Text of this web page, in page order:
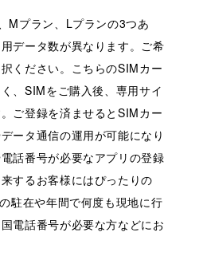
Mプラン、Lプランの3つあ
データ数が異なります。ご希
ください。こちらのSIMカー
、SIMをご購入後、専用サイ
ご登録を済ませるとSIMカー
ータ通信の運用が可能になり
話番号が必要なアプリの登録
するお客様にはぴったりの
駐在や年間で何度も現地に行
電話番号が必要な方などにお